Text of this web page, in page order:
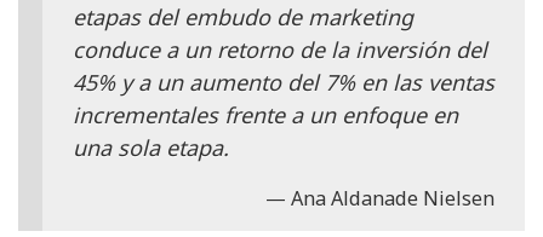
etapas del embudo de marketing
conduce a un retorno de la inversión del
45% y a un aumento del 7% en las ventas
incrementales frente a un enfoque en
una sola etapa.
Ana Aldanade Nielsen